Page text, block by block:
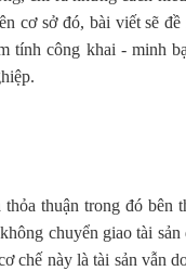
cơ sở đó, bài viết sẽ
tính công khai - minh
thuận trong đó bên
chuyển giao tài
chế này là tài sản vẫn